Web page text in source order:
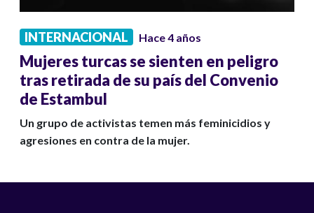
INTERNACIONAL Hace 4 años
Mujeres turcas se sienten en peligro
tras retirada de su país del Convenio
de Estambul
Un grupo de activistas temen más feminicidios y
agresiones en contra de la mujer.